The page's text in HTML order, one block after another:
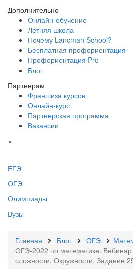
Дополнительно
Онлайн-обучение
Летняя школа
Почему Lancman School?
Бесплатная профориентация
Профориентация Pro
Блог
Партнерам
Франшиза курсов
Онлайн-курс
Партнерская программа
Вакансии
×
ЕГЭ
ОГЭ
Олимпиады
Вузы
Главная Блог ОГЭ
ОГЭ-2022 по математике.
сложности. Окружности. Задание